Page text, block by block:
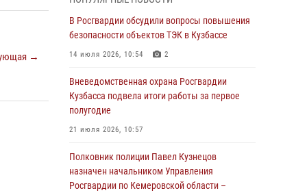
→
Генерал-полковник Олег Плохой поздравил
специалистов организационно-штатных
подразделений Росгвардии с
профессиональным праздником
С 1 сентября 2026 года вступает в силу новый
федеральный закон о частной охранной
Росгвардейцы задержали предполагаемого
виновника причинения ножевого ранения
В Росгвардии обсудили вопросы повышения
безопасности объектов ТЭК в Кузбассе
14 июля 2026, 10:54 2
Вневедомственная охрана Росгвардии
Кузбасса подвела итоги работы за первое
полугодие
21 июля 2026, 10:57
Полковник полиции Павел Кузнецов
назначен начальником Управления
Росгвардии по Кемеровской области –